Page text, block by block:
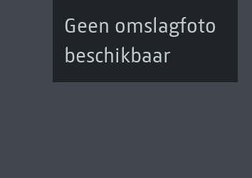
Geen omslagfoto
beschikbaar